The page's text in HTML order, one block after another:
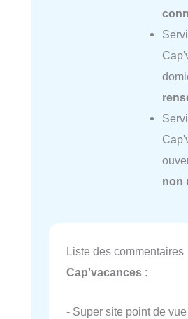
non
Liste des commentaires
Cap'vacances :
- Super site point de